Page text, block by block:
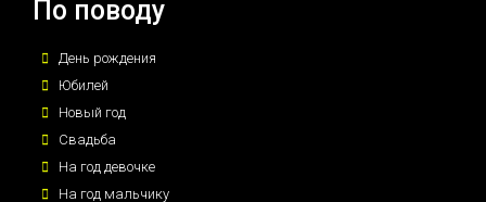
По поводу
День рождения
Юбилей
Новый год
Свадьба
На год девочке
На год мальчику